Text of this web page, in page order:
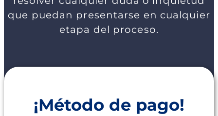
que puedan presentarse en cualquier
etapa del proceso.
¡Método de pago!